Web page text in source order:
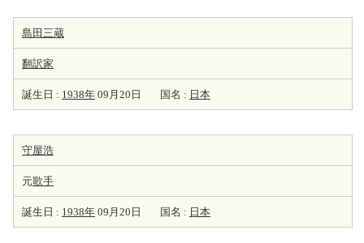
島田三蔵
翻訳家
誕生日 : 1938年 09月20日 国名 : 日本
守屋浩
元歌手
誕生日 : 1938年 09月20日 国名 : 日本